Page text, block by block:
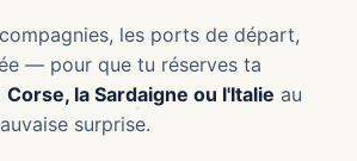
les ports de départ,
— pour que tu réserves ta
Corse, la Sardaigne ou l'Italie au
surprise.